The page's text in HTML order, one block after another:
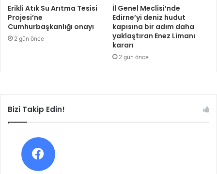
Erikli Atık Su Arıtma Tesisi
Projesi’ne
Cumhurbaşkanlığı onayı
2 gün önce
İl Genel Meclisi’nde
Edirne’yi deniz hudut
kapısına bir adım daha
yaklaştıran Enez Limanı
kararı
2 gün önce
Bizi Takip Edin!